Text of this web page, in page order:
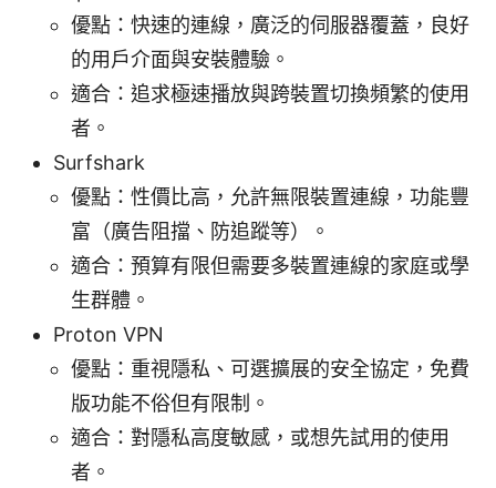
優點：快速的連線，廣泛的伺服器覆蓋，良好
的用戶介面與安裝體驗。
適合：追求極速播放與跨裝置切換頻繁的使用
者。
Surfshark
優點：性價比高，允許無限裝置連線，功能豐
富（廣告阻擋、防追蹤等）。
適合：預算有限但需要多裝置連線的家庭或學
生群體。
Proton VPN
優點：重視隱私、可選擴展的安全協定，免費
版功能不俗但有限制。
適合：對隱私高度敏感，或想先試用的使用
者。